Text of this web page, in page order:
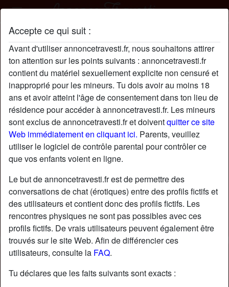
Accepte ce qui suit :
Avant d'utiliser annoncetravesti.fr, nous souhaitons attirer
ton attention sur les points suivants : annoncetravesti.fr
contient du matériel sexuellement explicite non censuré et
inapproprié pour les mineurs. Tu dois avoir au moins 18
ans et avoir atteint l'âge de consentement dans ton lieu de
résidence pour accéder à annoncetravesti.fr. Les mineurs
sont exclus de annoncetravesti.fr et doiventquitter ce site
Web immédiatement en cliquant ici. Parents, veuillez
utiliser le logiciel de contrôle parental pour contrôler ce
que vos enfants voient en ligne.
Le but de annoncetravesti.fr est de permettre des
conversations de chat (érotiques) entre des profils fictifs et
des utilisateurs et contient donc des profils fictifs. Les
rencontres physiques ne sont pas possibles avec ces
profils fictifs. De vrais utilisateurs peuvent également être
trouvés sur le site Web. Afin de différencier ces
utilisateurs, consulte la FAQ.
Tu déclares que les faits suivants sont exacts :
Steph20St profil
radio_button_checked
starAjouter chatDiscuter !